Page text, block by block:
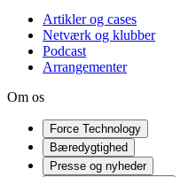
Artikler og cases
Netværk og klubber
Podcast
Arrangementer
Om os
Force Technology
Bæredygtighed
Presse og nyheder